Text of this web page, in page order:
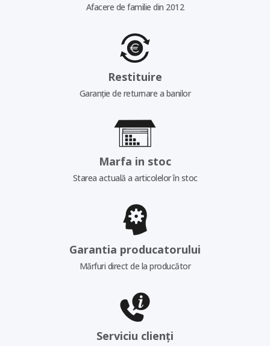
Afacere de familie din 2012
Restituire
Garanție de returnare a banilor
Marfa in stoc
Starea actuală a articolelor în stoc
Garantia producatorului
Mărfuri direct de la producător
Serviciu clienți